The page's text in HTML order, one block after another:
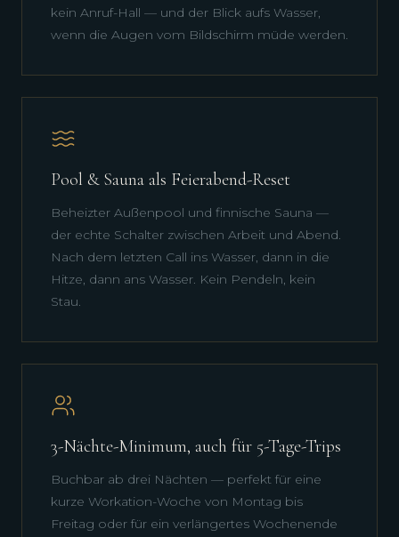
kein Anruf-Hall — und der Blick aufs Wasser,
wenn die Augen vom Bildschirm müde werden.
Pool & Sauna als Feierabend-Reset
Beheizter Außenpool und finnische Sauna —
der echte Schalter zwischen Arbeit und Abend.
Nach dem letzten Call ins Wasser, dann in die
Hitze, dann ans Wasser. Kein Pendeln, kein
Stau.
3-Nächte-Minimum, auch für 5-Tage-Trips
Buchbar ab drei Nächten — perfekt für eine
kurze Workation-Woche von Montag bis
Freitag oder für ein verlängertes Wochenende